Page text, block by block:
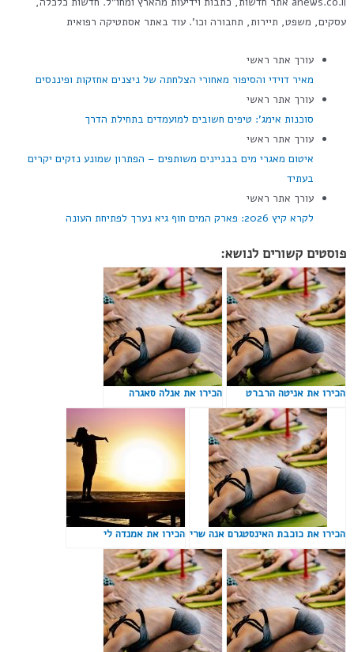
עסקים, משפט, תיירות, תחבורה וכו'. עוד באתר אסתטיקה רפואית
עורך אתר ראשי
מאיר דוידי והסיפור מאחורי הצלחתה של ניצנים אחזקות ופיננסים
עורך אתר ראשי
סוכנות אימג': טיפים חשובים למועמדים בתחילת הדרך
עורך אתר ראשי
איטום מאגרי מים בבניינים משותפים – הפתרון שמונע נזקים יקרים
בעתיד
עורך אתר ראשי
לקרא קיץ 2026: פארק המים חוף גיא נערך לפתיחת העונה
פוסטים קשורים לנושא:
הכירו את אניטה הרברט הכירו את אנלה סאגרה
הכירו את כוכבת האינסטגרם אנה שרי הכירו את אמנדה לי